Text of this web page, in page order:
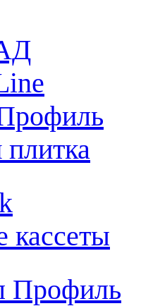
кассеты
Профиль